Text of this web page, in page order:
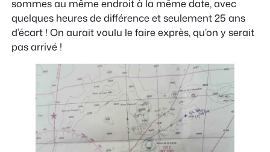
sommes au même endroit à la même date, avec
quelques heures de différence et seulement 25 ans
d’écart ! On aurait voulu le faire exprès, qu’on y serait
pas arrivé !